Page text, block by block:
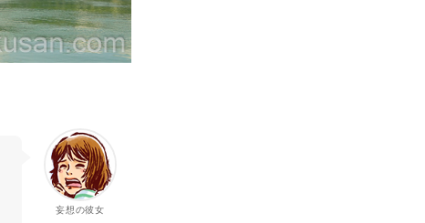
妄想の彼女